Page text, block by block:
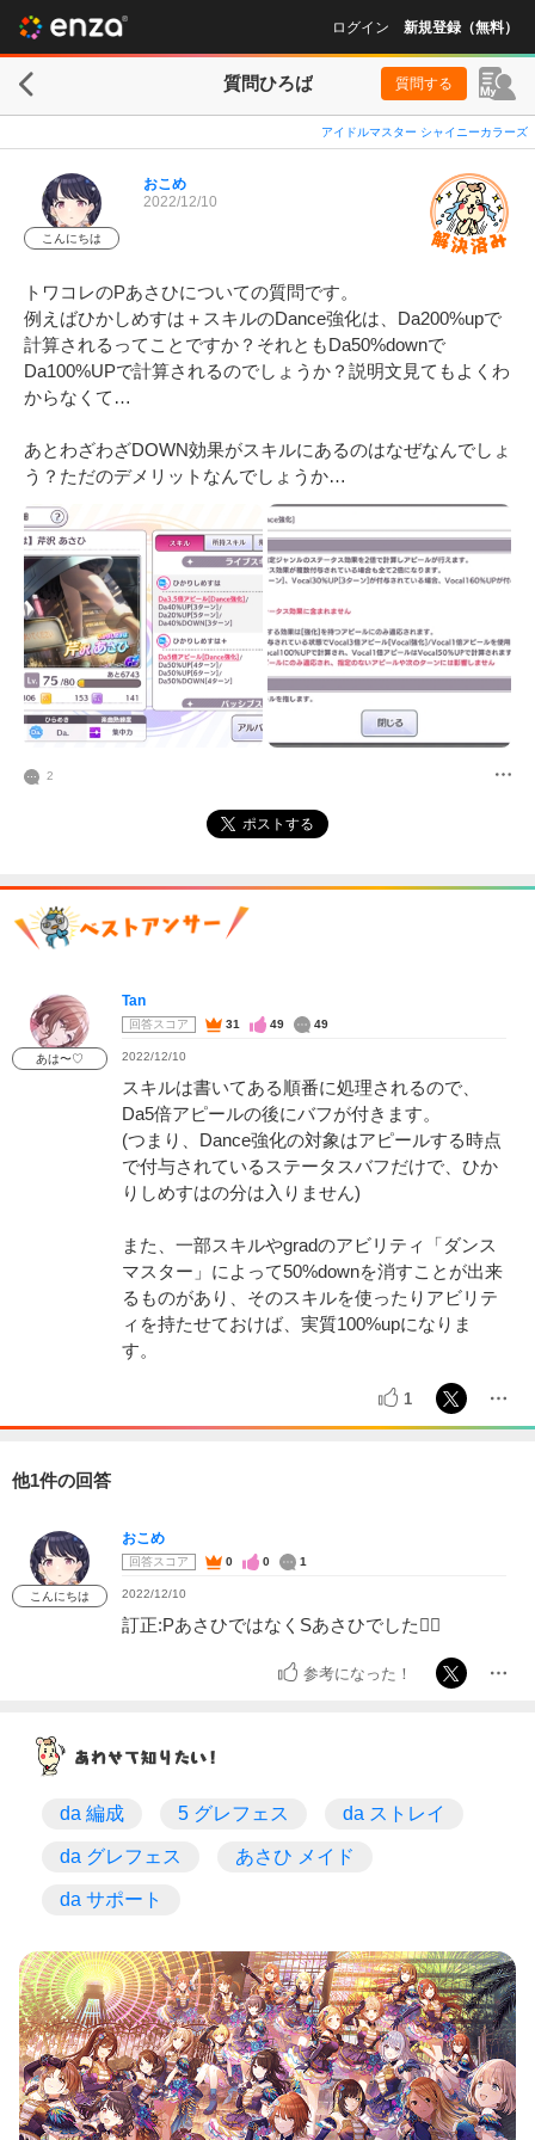
ログイン 新規登録（無料）
質問ひろば 質問する
アイドルマスター シャイニーカラーズ
こんにちは
おこめ
2022/12/10
トワコレのPあさひについての質問です。
例えばひかしめすは＋スキルのDance強化は、Da200%upで
計算されるってことですか？それともDa50%downで
Da100%UPで計算されるのでしょうか？説明文見てもよくわ
からなくて…
あとわざわざDOWN効果がスキルにあるのはなぜなんでしょ
う？ただのデメリットなんでしょうか…
2
ポストする
あは〜♡
Tan
回答スコア 31 49 49
2022/12/10
スキルは書いてある順番に処理されるので、
Da5倍アピールの後にバフが付きます。
(つまり、Dance強化の対象はアピールする時点
で付与されているステータスバフだけで、ひか
りしめすはの分は入りません)
また、一部スキルやgradのアビリティ「ダンス
マスター」によって50%downを消すことが出来
るものがあり、そのスキルを使ったりアビリテ
ィを持たせておけば、実質100%upになりま
す。
1
他1件の回答
こんにちは
おこめ
回答スコア 0 0 1
2022/12/10
訂正:PあさひではなくSあさひでした🙇‍♀️
参考になった！
da 編成 5 グレフェス da ストレイ
da グレフェス あさひ メイド
da サポート